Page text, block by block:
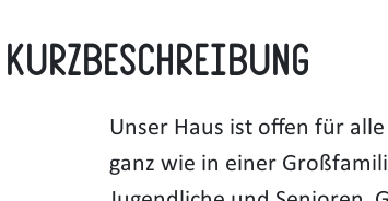
Kurzbeschreibung
Unser Haus ist offen für
ganz wie in einer